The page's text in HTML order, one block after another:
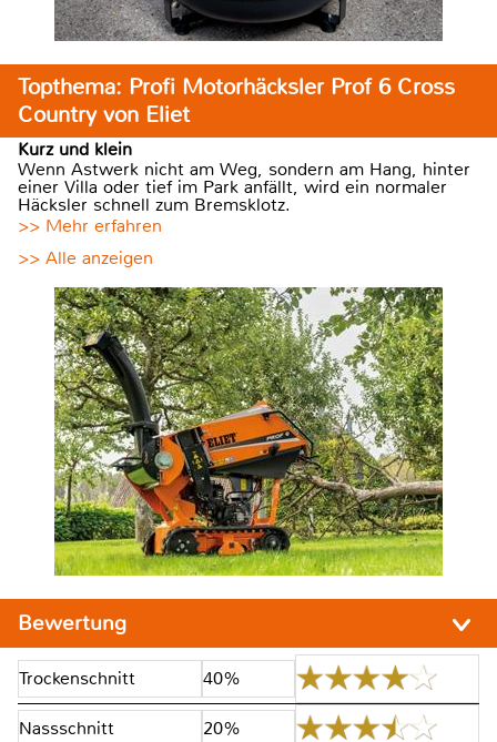
Topthema: Profi Motorhäcksler Prof 6 Cross
Country von Eliet
Kurz und klein
Wenn Astwerk nicht am Weg, sondern am Hang, hinter
einer Villa oder tief im Park anfällt, wird ein normaler
Häcksler schnell zum Bremsklotz.
>> Mehr erfahren
>> Alle anzeigen
Bewertung
Trockenschnitt 40%
Nassschnitt 20%